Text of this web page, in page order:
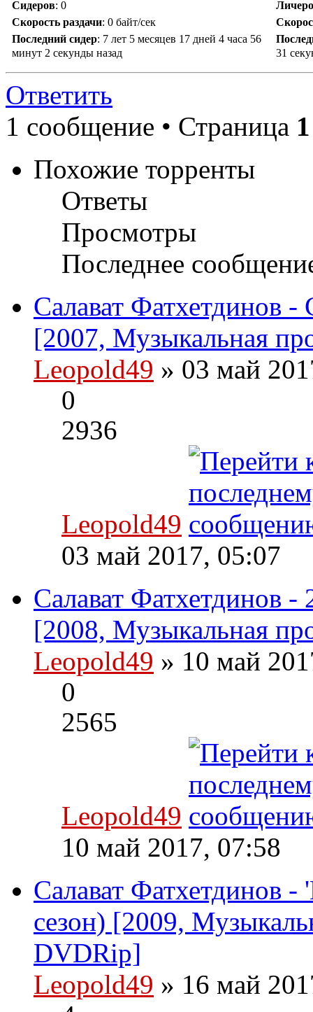
Сидеров: 0
Скорость раздачи: 0 байт/сек
Последний сидер: 7 лет 5 месяцев 17 дней 4 часа 56
минут 2 секунды назад
31
Ответить
1 сообщение • Страница 1
Похожие торренты
Ответы
Просмотры
Последнее
Салават Фатхетдинов -
[2007, Музыкальная
Leopold49 » 03 май
0
2936
Leopold49
03 май 2017, 05:07
Салават Фатхетдинов -
[2008, Музыкальная
Leopold49 » 10 май
0
2565
Leopold49
10 май 2017, 07:58
Салават Фатхетдинов -
сезон) [2009,
DVDRip]
Leopold49 » 16 май